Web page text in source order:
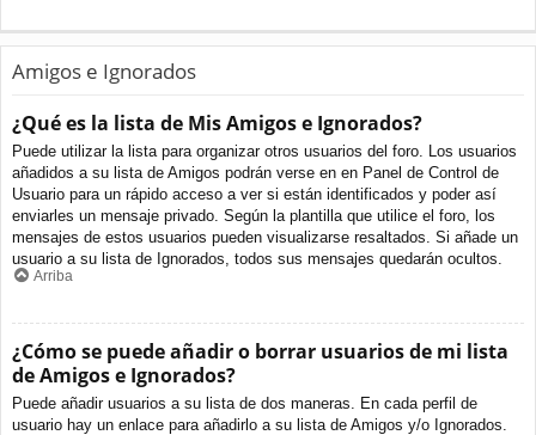
Amigos e Ignorados
¿Qué es la lista de Mis Amigos e Ignorados?
Puede utilizar la lista para organizar otros usuarios del foro. Los usuarios
añadidos a su lista de Amigos podrán verse en en Panel de Control de
Usuario para un rápido acceso a ver si están identificados y poder así
enviarles un mensaje privado. Según la plantilla que utilice el foro, los
mensajes de estos usuarios pueden visualizarse resaltados. Si añade un
usuario a su lista de Ignorados, todos sus mensajes quedarán ocultos.
Arriba
¿Cómo se puede añadir o borrar usuarios de mi lista
de Amigos e Ignorados?
Puede añadir usuarios a su lista de dos maneras. En cada perfil de
usuario hay un enlace para añadirlo a su lista de Amigos y/o Ignorados.